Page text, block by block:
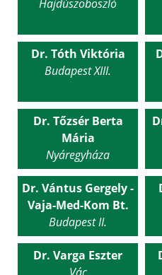
Hajdúszoboszló
Dr. Tóth Viktória
Budapest XIII.
Dr. Tőzsér Berta
Mária
Nyáregyháza
Dr. Vántus Gergely -
Vaja-Med-Kom Bt.
Budapest II.
Dr. Varga Eszter
Vác